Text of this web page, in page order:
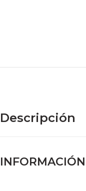
Descripción
INFORMACIÓN